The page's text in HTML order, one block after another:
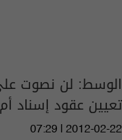
الوسط: لن نصوت
تعيين عقود إسناد أم
07:29 | 2012-02-22